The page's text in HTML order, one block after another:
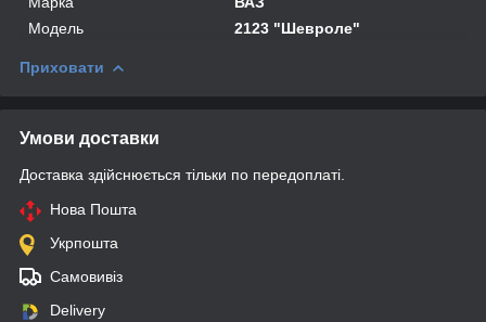
Мoдель
2123 "Шевроле"
Приховати
Умови доставки
Доставка здійснюється тільки по передоплаті.
Нова Пошта
Укрпошта
Самовивіз
Delivery